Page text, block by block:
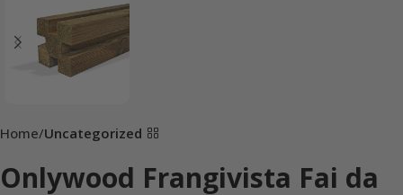
Home Uncategorized